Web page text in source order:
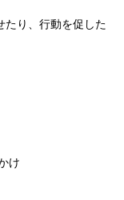
たり、行動を促した
け